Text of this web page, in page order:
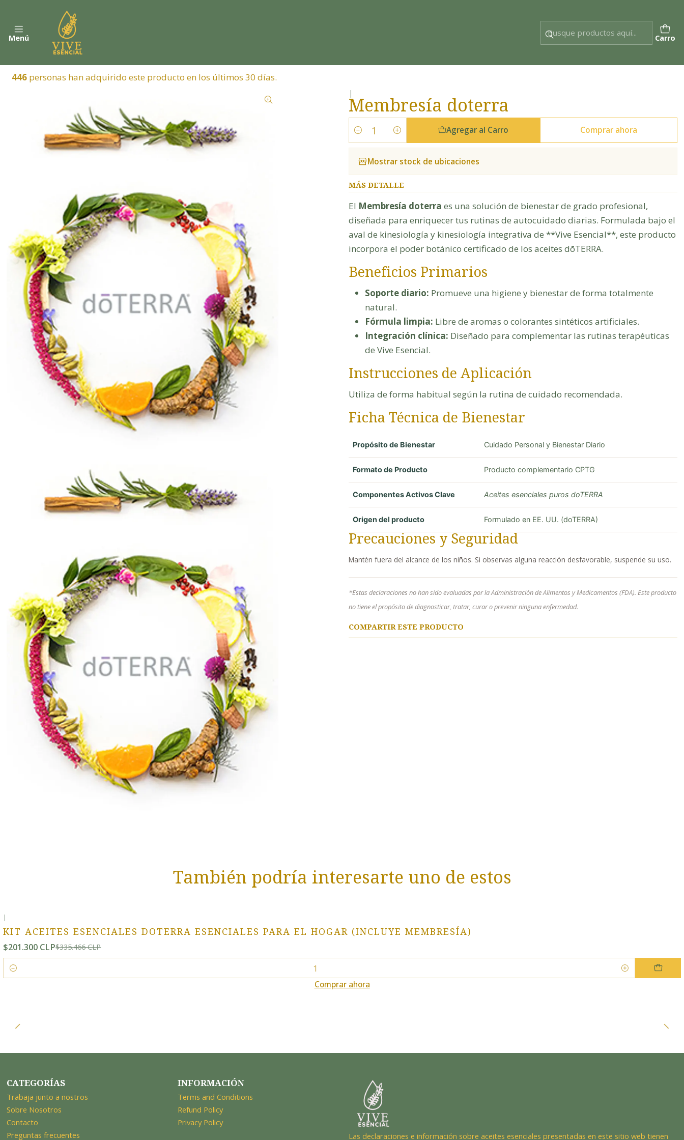
Menú Carro
446personas han adquirido este producto en los últimos 30 días.
|
Membresía doterra
Cantidad
Agregar al Carro Comprar ahora
Mostrar stock de ubicaciones
MÁS DETALLE
El Membresía doterra es una solución de bienestar de grado profesional,
diseñada para enriquecer tus rutinas de autocuidado diarias. Formulada bajo el
aval de kinesiología y kinesiología integrativa de **Vive Esencial**, este producto
incorpora el poder botánico certificado de los aceites dōTERRA.
Beneficios Primarios
Soporte diario: Promueve una higiene y bienestar de forma totalmente
natural.
Fórmula limpia: Libre de aromas o colorantes sintéticos artificiales.
Integración clínica: Diseñado para complementar las rutinas terapéuticas
de Vive Esencial.
Instrucciones de Aplicación
Utiliza de forma habitual según la rutina de cuidado recomendada.
Ficha Técnica de Bienestar
Propósito de Bienestar Cuidado Personal y Bienestar Diario
Formato de Producto Producto complementario CPTG
Componentes Activos Clave Aceites esenciales puros doTERRA
Origen del producto Formulado en EE. UU. (doTERRA)
Precauciones y Seguridad
Mantén fuera del alcance de los niños. Si observas alguna reacción desfavorable, suspende su uso.
*Estas declaraciones no han sido evaluadas por la Administración de Alimentos y Medicamentos (FDA). Este producto
no tiene el propósito de diagnosticar, tratar, curar o prevenir ninguna enfermedad.
COMPARTIR ESTE PRODUCTO
También podría interesarte uno de estos
|
KIT ACEITES ESENCIALES DOTERRA ESENCIALES PARA EL HOGAR (INCLUYE MEMBRESÍA)
$201.300 CLP$335.466 CLP
Cantidad
Comprar ahora
CATEGORÍAS
Trabaja junto a nostros
Sobre Nosotros
Contacto
Preguntas frecuentes
INFORMACIÓN
Terms and Conditions
Refund Policy
Privacy Policy
Las declaraciones e información sobre aceites esenciales presentadas en este sitio web tienen